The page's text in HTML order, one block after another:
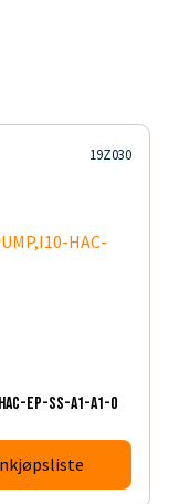
19Z030
EP-SS-A1-A1-0